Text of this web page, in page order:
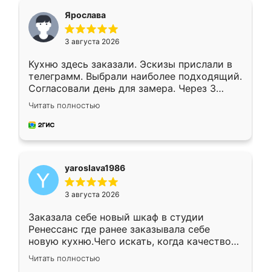
Ярослава
3 августа 2026
Кухню здесь заказали. Эскизы прислали в
телеграмм. Выбрали наиболее подходящий.
Согласовали день для замера. Через 3
недели кухня была уже готова. Остались
довольны работой. Спасибо Ренессанс
мебель за качественную работу!
Читать полностью
yaroslava1986
3 августа 2026
Заказала себе новый шкаф в студии
Ренессанс где ранее заказывала себе
новую кухню.Чего искать, когда качеством
вполне довольна. Служит кухня уже почти
два года, нареканий нет.
Читать полностью